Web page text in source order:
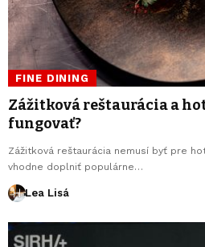
FINE DINING
Zážitková reštaurácia a
fungovať?
Zážitková reštaurácia nemusí byť pre
vhodne doplniť populárne…
Lea Lisá